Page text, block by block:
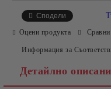
Сподели
Оцени продукта Сравни
Информация за
Детайлно